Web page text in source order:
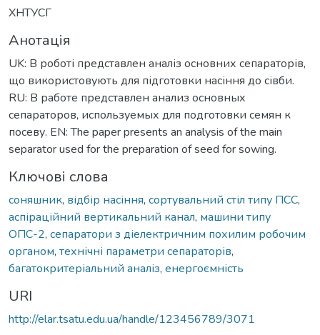
ХНТУСГ
Анотація
UK: В роботі представлен аналіз основних сепараторів,
що використовують для підготовки насіння до сівби.
RU: В работе представлен анализ основных
сепараторов, используемых для подготовки семян к
посеву. EN: The paper presents an analysis of the main
separator used for the preparation of seed for sowing.
Ключові слова
соняшник, відбір насіння, сортувальний стіл типу ПСС,
аспіраційний вертикальний канал, машини типу
ОПС-2, сепаратори з діелектричним похилим робочим
органом, технічні параметри сепараторів,
багатокритеріальний аналіз, енергоємність
URI
http://elar.tsatu.edu.ua/handle/123456789/3071